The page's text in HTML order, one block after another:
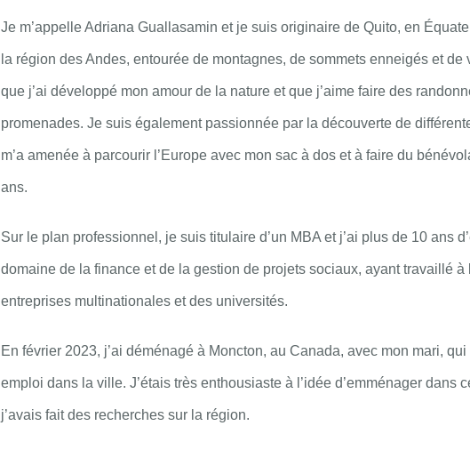
Je m’appelle Adriana Guallasamin et je suis originaire de Quito, en
la région des Andes, entourée de montagnes, de sommets enneigés et de
que j’ai développé mon amour de la nature et que j’aime faire des
promenades. Je suis également passionnée par la découverte de
m’a amenée à parcourir l’Europe avec mon sac à dos et à faire du
ans.
Sur le plan professionnel, je suis titulaire d’un MBA et j’ai plus de 10 ans
domaine de la finance et de la gestion de projets sociaux, ayant travaillé à
entreprises multinationales et des universités.
En février 2023, j’ai déménagé à Moncton, au Canada, avec mon mari,
emploi dans la ville. J’étais très enthousiaste à l’idée d’emménager dans
j’avais fait des recherches sur la région.